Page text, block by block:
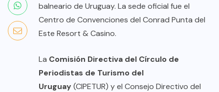
balneario de Uruguay. La sede oficial fue el
Centro de Convenciones del Conrad Punta del
Este Resort & Casino.
La Comisión Directiva del Círculo de
Periodistas de Turismo del
Uruguay(CIPETUR) y el Consejo Directivo del